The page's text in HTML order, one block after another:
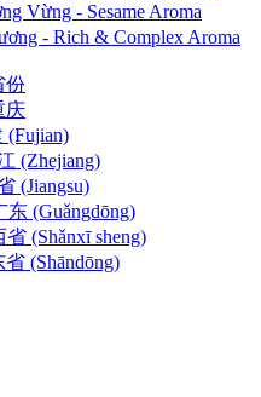
Vừng - Sesame Aroma
- Rich & Complex Aroma
份
庆
(Fujian)
(Zhejiang)
(Jiangsu)
东 (Guǎngdōng)
(Shǎnxī sheng)
(Shāndōng)